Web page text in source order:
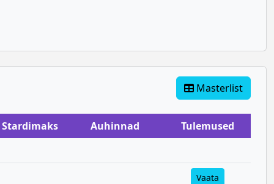
Masterlist
Stardimaks Auhinnad
Tulemused
Vaata